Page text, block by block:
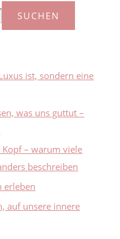
SUCHEN
ist, sondern eine
was uns guttut –
– warum viele
beschreiben
erleben
auf unsere innere